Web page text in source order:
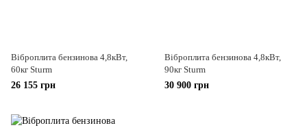
Віброплита бензинова 4,8кВт,
60кг Sturm
26 155 грн
Віброплита бензинова 4,8кВт,
90кг Sturm
30 900 грн